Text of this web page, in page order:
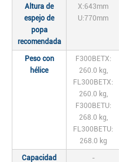
Altura de
espejo de
popa
recomendada
X:643mm
U:770mm
Peso con
hélice
F300BETX:
260.0 kg,
FL300BETX:
260.0 kg,
F300BETU:
268.0 kg,
FL300BETU:
268.0 kg
Capacidad -